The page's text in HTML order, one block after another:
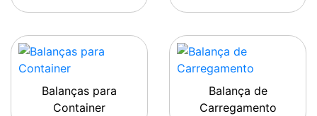
Balanças para
Container
Balança de
Carregamento